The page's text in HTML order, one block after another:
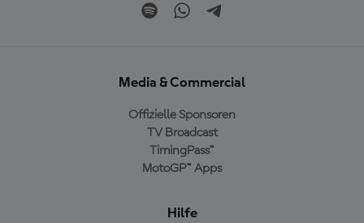
Media & Commercial
Offizielle Sponsoren
TV Broadcast
TimingPass™
MotoGP™ Apps
Hilfe